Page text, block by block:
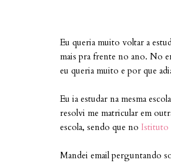
Eu queria muito voltar a
mais pra frente no ano. No
eu queria muito e por que
Eu ia estudar na mesma
resolvi me matricular em
escola, sendo que no Istituto
Mandei email perguntando